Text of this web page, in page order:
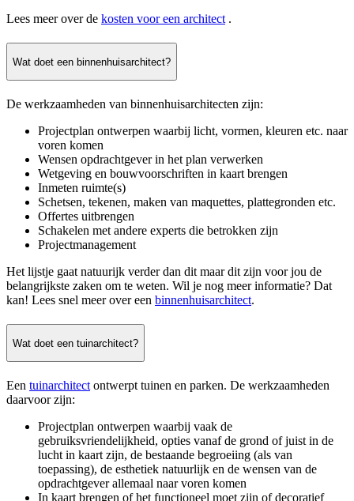
Lees meer over de kosten voor een architect .
Wat doet een binnenhuisarchitect?
De werkzaamheden van binnenhuisarchitecten zijn:
Projectplan ontwerpen waarbij licht, vormen, kleuren etc. naar
voren komen
Wensen opdrachtgever in het plan verwerken
Wetgeving en bouwvoorschriften in kaart brengen
Inmeten ruimte(s)
Schetsen, tekenen, maken van maquettes, plattegronden etc.
Offertes uitbrengen
Schakelen met andere experts die betrokken zijn
Projectmanagement
Het lijstje gaat natuurijk verder dan dit maar dit zijn voor jou de
belangrijkste zaken om te weten. Wil je nog meer informatie? Dat
kan! Lees snel meer over een binnenhuisarchitect.
Wat doet een tuinarchitect?
Een tuinarchitect ontwerpt tuinen en parken. De werkzaamheden
daarvoor zijn:
Projectplan ontwerpen waarbij vaak de
gebruiksvriendelijkheid, opties vanaf de grond of juist in de
lucht in kaart zijn, de bestaande begroeiing (als van
toepassing), de esthetiek natuurlijk en de wensen van de
opdrachtgever allemaal naar voren komen
In kaart brengen of het functioneel moet zijn of decoratief